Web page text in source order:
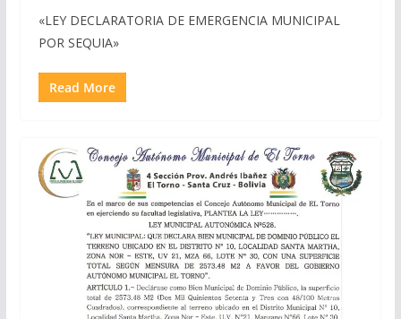
«LEY DECLARATORIA DE EMERGENCIA MUNICIPAL
POR SEQUIA»
Read More